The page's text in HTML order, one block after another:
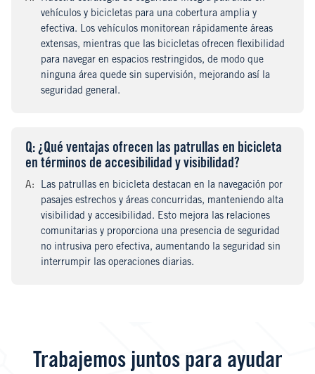
vehículos y bicicletas para una cobertura amplia y
efectiva. Los vehículos monitorean rápidamente áreas
extensas, mientras que las bicicletas ofrecen flexibilidad
para navegar en espacios restringidos, de modo que
ninguna área quede sin supervisión, mejorando así la
seguridad general.
Question
: ¿Qué ventajas ofrecen las patrullas en bicicleta
en términos de accesibilidad y visibilidad?
Answer
:
Las patrullas en bicicleta destacan en la navegación por
pasajes estrechos y áreas concurridas, manteniendo alta
visibilidad y accesibilidad. Esto mejora las relaciones
comunitarias y proporciona una presencia de seguridad
no intrusiva pero efectiva, aumentando la seguridad sin
interrumpir las operaciones diarias.
Trabajemos juntos para ayudar